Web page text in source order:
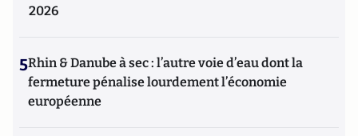
2026
5Rhin & Danube à sec : l’autre voie d’eau dont la
fermeture pénalise lourdement l’économie
européenne